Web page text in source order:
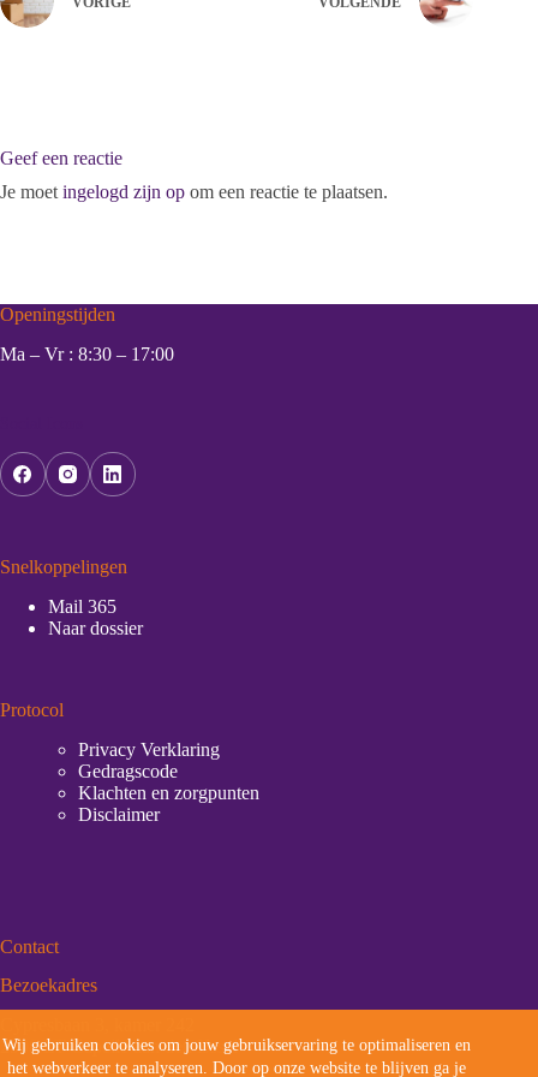
Wij gebruiken cookies om jouw gebruikservaring te optimaliseren en
het webverkeer te analyseren. Door op onze website te blijven ga je
Geef een reactie
Je moet ingelogd zijn op om een reactie te plaatsen.
Openingstijden
Ma – Vr : 8:30 – 17:00
Snelkoppelingen
Mail 365
Naar dossier
Protocol
Privacy Verklaring
Gedragscode
Klachten en zorgpunten
Disclaimer
Contact
Bezoekadres
2908 LT Capelle aan den IJssel